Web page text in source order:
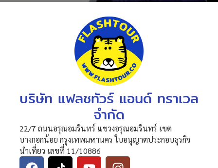
บริษัท แฟลชทัวร์ แอนด์ ทราเวล
จำกัด
22/7 ถนนอรุณอมรินทร์ แขวงอรุณอมรินทร์ เขต
บางกอกน้อย กรุงเทพมหานคร ใบอนุญาตประกอบธุรกิจ
นำเที่ยว เลขที่ 11/10886